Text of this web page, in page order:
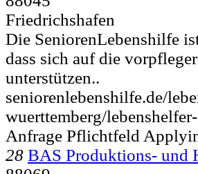
Friedrichshafen
Die SeniorenLebenshilfe
dass sich auf die
unterstützen..
seniorenlebenshilfe.de/
wuerttemberg/
Anfrage Pflichtfeld
28 BAS Produktions- und